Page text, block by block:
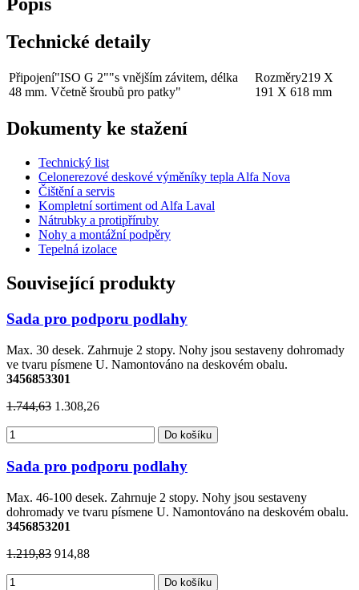
Technické detaily
Připojení"ISO G 2""s vnějším závitem, délka
48 mm. Včetně šroubů pro patky"
Rozměry219 X
191 X 618 mm
Dokumenty ke stažení
Technický list
Celonerezové deskové výměníky tepla Alfa Nova
Čištění a servis
Kompletní sortiment od Alfa Laval
Nátrubky a protipříruby
Nohy a montážní podpěry
Tepelná izolace
Související produkty
Sada pro podporu podlahy
Max. 30 desek. Zahrnuje 2 stopy. Nohy jsou sestaveny dohromady
ve tvaru písmene U. Namontováno na deskovém obalu.
3456853301
1.744,63 1.308,26
Do košíku
Sada pro podporu podlahy
Max. 46-100 desek. Zahrnuje 2 stopy. Nohy jsou sestaveny
dohromady ve tvaru písmene U. Namontováno na deskovém obalu.
3456853201
1.219,83 914,88
Do košíku